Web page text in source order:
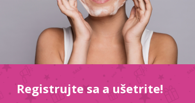
Registrujte sa a ušetrite!